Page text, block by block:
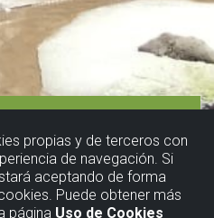
propias y de terceros con
de navegación. Si
aceptando de forma
Puede obtener más
página Uso de Cookies